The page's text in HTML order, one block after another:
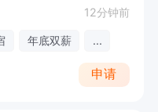
12分钟前
年底双薪 ...
申请